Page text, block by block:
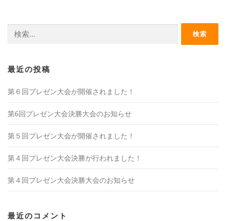
索:
最近の投稿
第６回プレゼン大会が開催されました！
第6回プレゼン大会決勝大会のお知らせ
第５回プレゼン大会が開催されました！
第４回プレゼン大会決勝が行われました！
第４回プレゼン大会決勝大会のお知らせ
最近のコメント